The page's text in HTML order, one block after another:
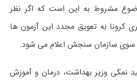
مشروط به این است که اگر نظر
کرونا به تعویق مجدد این آزمون ها
سوی سازمان سنجش اعلام می شود.
نمکی وزیر بهداشت، درمان و آموزش